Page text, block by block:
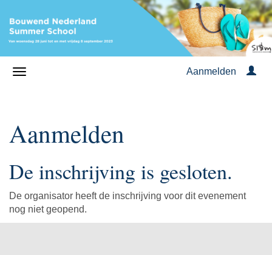
Aanmelden
Aanmelden
De inschrijving is gesloten.
De organisator heeft de inschrijving voor dit evenement
nog niet geopend.